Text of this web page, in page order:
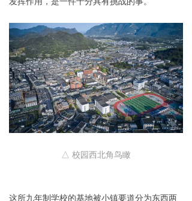
△ 校园西北角鸟瞰
这所九年制学校的基地被小镇要道分为东西两